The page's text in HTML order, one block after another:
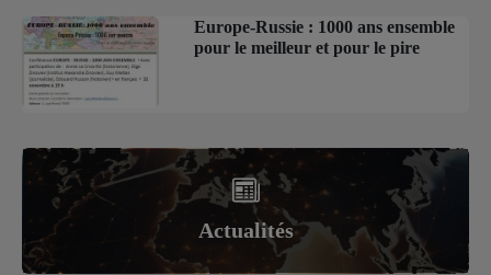
Europe-Russie : 1000 ans ensemble
pour le meilleur et pour le pire
Actualités